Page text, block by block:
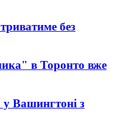
без
в Торонто вже
у Вашингтоні з